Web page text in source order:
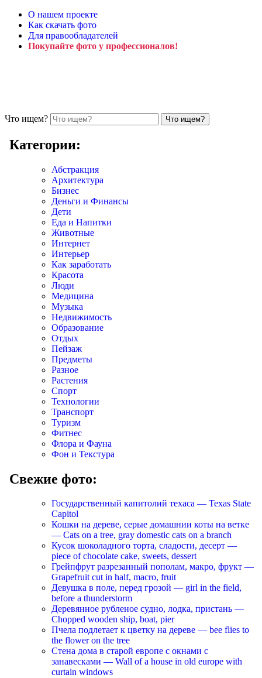
О нашем проекте
Как скачать фото
Для правообладателей
Покупайте фото у профессионалов!
Что ищем?
Категории:
Абстракция
Архитектура
Бизнес
Деньги и Финансы
Дети
Еда и Напитки
Животные
Интернет
Интерьер
Как заработать
Красота
Люди
Медицина
Музыка
Недвижимость
Образование
Отдых
Пейзаж
Предметы
Разное
Растения
Спорт
Технологии
Транспорт
Туризм
Фитнес
Флора и Фауна
Фон и Текстура
Свежие фото:
Государственный капитолий техаса — Texas State
Capitol
Кошки на дереве, серые домашнии коты на ветке
— Cats on a tree, gray domestic cats on a branch
Кусок шоколадного торта, сладости, десерт —
piece of chocolate cake, sweets, dessert
Грейпфрут разрезанный пополам, макро, фрукт —
Grapefruit cut in half, macro, fruit
Девушка в поле, перед грозой — girl in the field,
before a thunderstorm
Деревянное рубленое судно, лодка, пристань —
Chopped wooden ship, boat, pier
Пчела подлетает к цветку на дереве — bee flies to
the flower on the tree
Стена дома в старой европе с окнами с
занавесками — Wall of a house in old europe with
curtain windows